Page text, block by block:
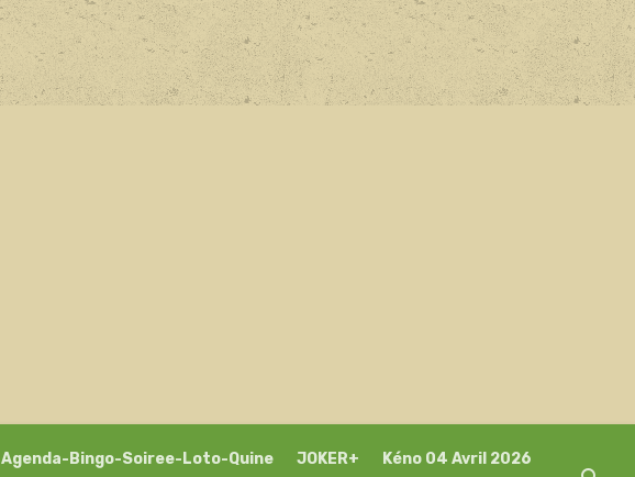
Agenda-Bingo-Soiree-Loto-Quine JOKER+ Kéno 04 Avril 2026